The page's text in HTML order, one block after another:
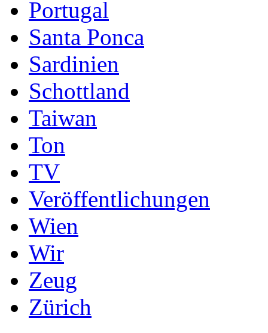
Portugal
Santa Ponca
Sardinien
Schottland
Taiwan
Ton
TV
Veröffentlichungen
Wien
Wir
Zeug
Zürich